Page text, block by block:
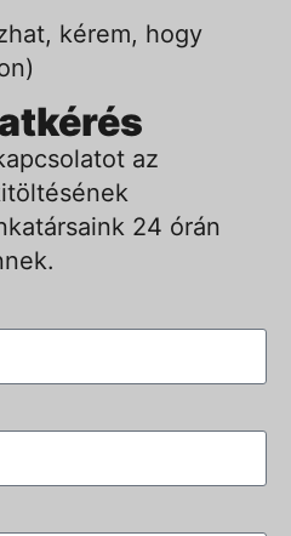
kérem, hogy
az
24 órán